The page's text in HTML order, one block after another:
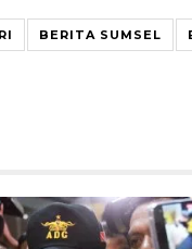
BERITA SUMSEL